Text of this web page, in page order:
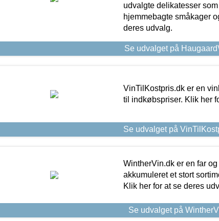
udvalgte delikatesser
hjemmebagte småkager
deres udvalg.
Se udvalget på
VinTilKostpris.dk er en
til indkøbspriser. Klik her
Se udvalget på
WintherVin.dk er en far
akkumuleret et stort
Klik her for at se deres
Se udvalget på